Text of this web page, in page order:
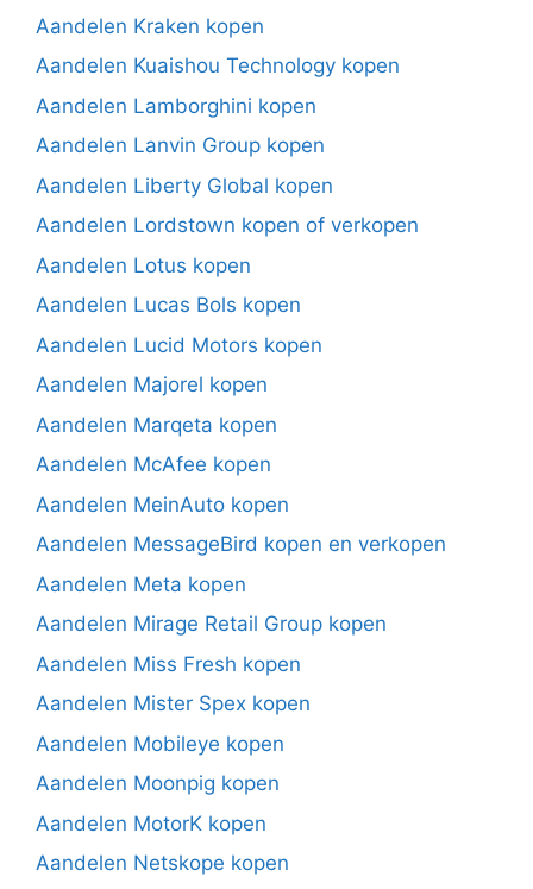
Aandelen Kraken kopen
Aandelen Kuaishou Technology kopen
Aandelen Lamborghini kopen
Aandelen Lanvin Group kopen
Aandelen Liberty Global kopen
Aandelen Lordstown kopen of verkopen
Aandelen Lotus kopen
Aandelen Lucas Bols kopen
Aandelen Lucid Motors kopen
Aandelen Majorel kopen
Aandelen Marqeta kopen
Aandelen McAfee kopen
Aandelen MeinAuto kopen
Aandelen MessageBird kopen en verkopen
Aandelen Meta kopen
Aandelen Mirage Retail Group kopen
Aandelen Miss Fresh kopen
Aandelen Mister Spex kopen
Aandelen Mobileye kopen
Aandelen Moonpig kopen
Aandelen MotorK kopen
Aandelen Netskope kopen